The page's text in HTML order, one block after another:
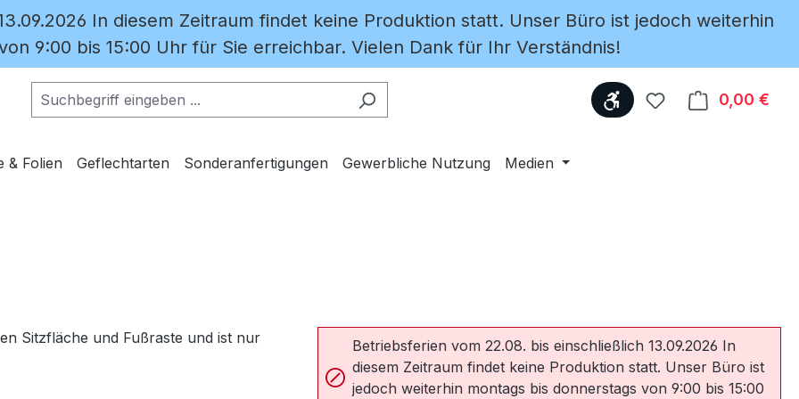
In diesem Zeitraum findet keine Produktion statt. Unser Büro ist jedoch weiterhin
9:00 bis 15:00 Uhr für Sie erreichbar. Vielen Dank für Ihr Verständnis!
Werkzeugleiste anzeigen
Du hast 00,00 €
& Folien Geflechtarten Sonderanfertigungen Gewerbliche Nutzung Medien
Betriebsferien vom 22.08. bis einschließlich 13.09.2026 In
diesem Zeitraum findet keine Produktion statt. Unser Büro ist
jedoch weiterhin montags bis donnerstags von 9:00 bis 15:00